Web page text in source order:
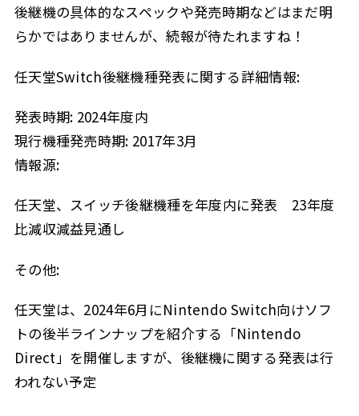
後継機の具体的なスペックや発売時期などはまだ明
らかではありませんが、続報が待たれますね！
任天堂Switch後継機種発表に関する詳細情報:
発表時期: 2024年度内
現行機種発売時期: 2017年3月
情報源:
任天堂、スイッチ後継機種を年度内に発表 23年度
比減収減益見通し
その他:
任天堂は、2024年6月にNintendo Switch向けソフ
トの後半ラインナップを紹介する「Nintendo
Direct」を開催しますが、後継機に関する発表は行
われない予定